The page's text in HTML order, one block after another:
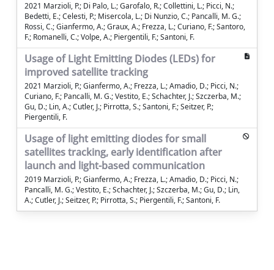
2021 Marzioli, P.; Di Palo, L.; Garofalo, R.; Collettini, L.; Picci, N.;
Bedetti, E.; Celesti, P.; Misercola, L.; Di Nunzio, C.; Pancalli, M. G.;
Rossi, C.; Gianfermo, A.; Graux, A.; Frezza, L.; Curiano, F.; Santoro,
F.; Romanelli, C.; Volpe, A.; Piergentili, F.; Santoni, F.
Usage of Light Emitting Diodes (LEDs) for
improved satellite tracking
2021 Marzioli, P.; Gianfermo, A.; Frezza, L.; Amadio, D.; Picci, N.;
Curiano, F.; Pancalli, M. G.; Vestito, E.; Schachter, J.; Szczerba, M.;
Gu, D.; Lin, A.; Cutler, J.; Pirrotta, S.; Santoni, F.; Seitzer, P.;
Piergentili, F.
Usage of light emitting diodes for small
satellites tracking, early identification after
launch and light-based communication
2019 Marzioli, P.; Gianfermo, A.; Frezza, L.; Amadio, D.; Picci, N.;
Pancalli, M. G.; Vestito, E.; Schachter, J.; Szczerba, M.; Gu, D.; Lin,
A.; Cutler, J.; Seitzer, P.; Pirrotta, S.; Piergentili, F.; Santoni, F.